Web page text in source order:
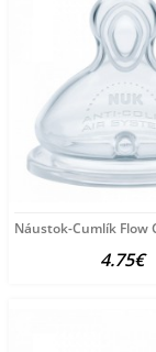
Náustok-Cumlík Flow
4.75€